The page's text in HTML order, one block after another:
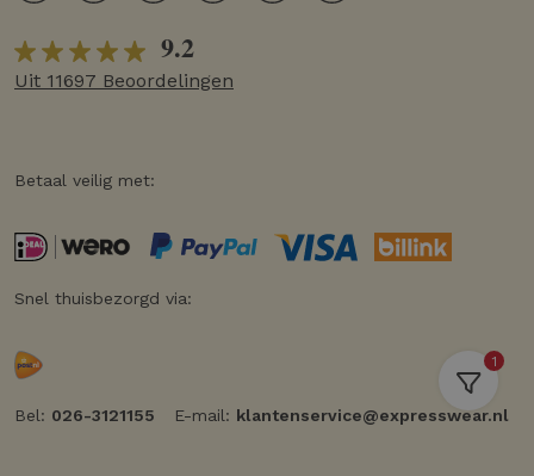
1
9.2
Uit 11697 Beoordelingen
Betaal veilig met:
Snel thuisbezorgd via:
Bel: 026-3121155 E-mail: klantenservice@expresswear.nl